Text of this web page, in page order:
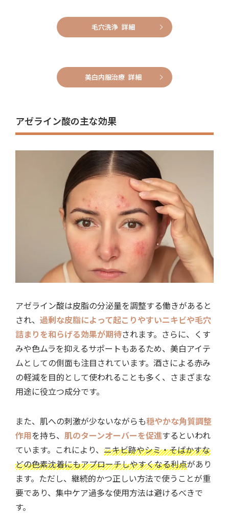
毛穴洗浄 詳細
美白内服治療 詳細
アゼライン酸の主な効果
アゼライン酸は皮脂の分泌量を調整する働きがあると
され、 過剰な皮脂によって起こりやすいニキビや毛穴
詰まりを和らげる効果が期待されます。さらに、くす
みや色ムラを抑えるサポートもあるため、美白アイテ
ムとしての側面も注目されています。酒さによる赤み
の軽減を目的として使われることも多く、さまざまな
用途に役立つ成分です。
また、肌への刺激が少ないながらも穏やかな角質調整
作用を持ち、 肌のターンオーバーを促進するといわれ
ています。これにより、 ニキビ跡やシミ・そばかすな
どの色素沈着にもアプローチしやすくなる利点があり
ます。ただし、継続的かつ正しい方法で使うことが重
要であり、集中ケア過多な使用方法は避けるべきで
す。